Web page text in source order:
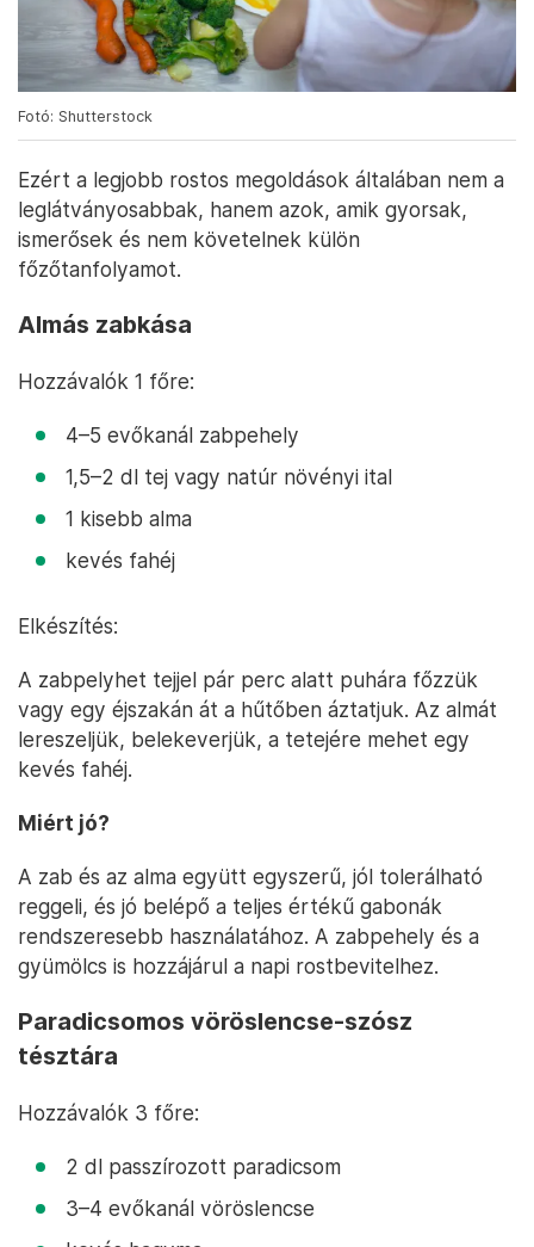
Fotó: Shutterstock
Ezért a legjobb rostos megoldások általában nem a
leglátványosabbak, hanem azok, amik gyorsak,
ismerősek és nem követelnek külön
főzőtanfolyamot.
Almás zabkása
Hozzávalók 1 főre:
4–5 evőkanál zabpehely
1,5–2 dl tej vagy natúr növényi ital
1 kisebb alma
kevés fahéj
Elkészítés:
A zabpelyhet tejjel pár perc alatt puhára főzzük
vagy egy éjszakán át a hűtőben áztatjuk. Az almát
lereszeljük, belekeverjük, a tetejére mehet egy
kevés fahéj.
Miért jó?
A zab és az alma együtt egyszerű, jól tolerálható
reggeli, és jó belépő a teljes értékű gabonák
rendszeresebb használatához. A zabpehely és a
gyümölcs is hozzájárul a napi rostbevitelhez.
Paradicsomos vöröslencse-szósz
tésztára
Hozzávalók 3 főre:
2 dl passzírozott paradicsom
3–4 evőkanál vöröslencse